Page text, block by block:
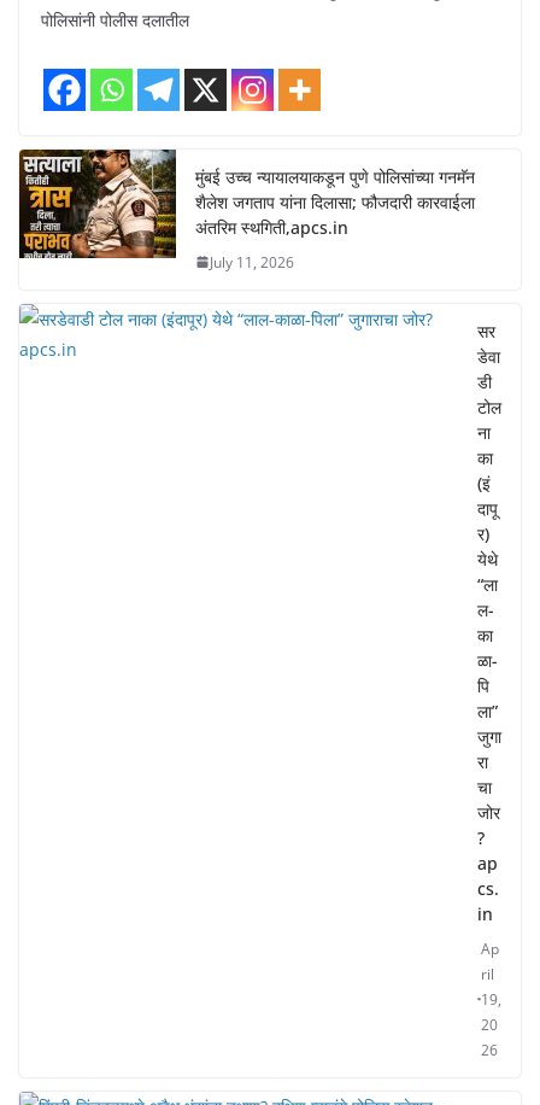
पोलिसांनी पोलीस दलातील
मुंबई उच्च न्यायालयाकडून पुणे पोलिसांच्या गनमॅन
शैलेश जगताप यांना दिलासा; फौजदारी कारवाईला
अंतरिम स्थगिती,apcs.in
July 11, 2026
सर
डेवा
डी
टोल
ना
का
(इं
दापू
र)
येथे
“ला
ल-
का
ळा-
पि
ला”
जुगा
रा
चा
जोर
?
ap
cs.
in
Ap
ril
19,
20
26